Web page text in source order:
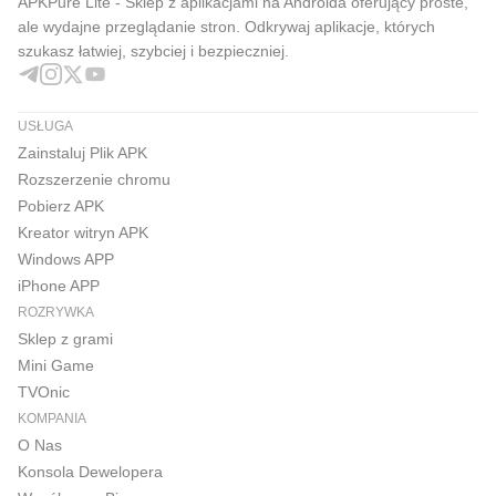
będziesz chciał przestać grać.
Twoje przyszłe kotki już na Ciebie czekają! Zabierz swoje
ale wydajne przeglądanie stron. Odkrywaj aplikacje, których
szukasz łatwiej, szybciej i bezpieczniej.
USŁUGA
Zainstaluj Plik APK
Rozszerzenie chromu
Pobierz APK
Kreator witryn APK
Windows APP
iPhone APP
ROZRYWKA
Sklep z grami
Mini Game
TVOnic
KOMPANIA
O Nas
Konsola Dewelopera